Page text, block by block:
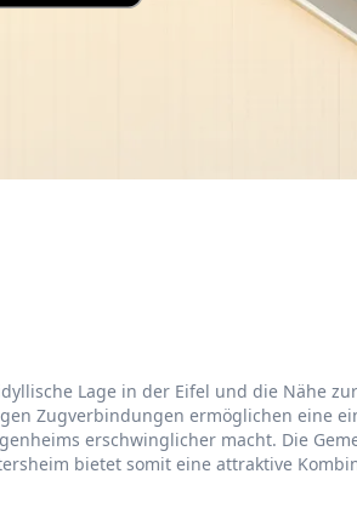
Lage in der Eifel und die Nähe
Zugverbindungen ermöglichen eine
erschwinglicher macht. Die
bietet somit eine attraktive